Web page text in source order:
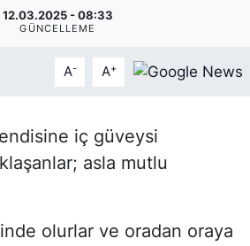
12.03.2025 - 08:33
GÜNCELLEME
A- A+
iç güveysi
asla mutlu
olurlar ve oradan oraya